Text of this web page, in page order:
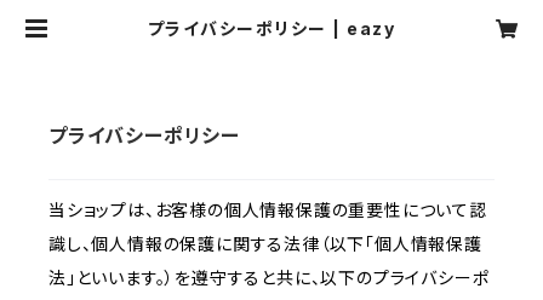
プライバシーポリシー | eazy
プライバシーポリシー
当ショップは、お客様の個人情報保護の重要性について認
識し、個人情報の保護に関する法律（以下「個人情報保護
法」といいます。）を遵守すると共に、以下のプライバシーポ